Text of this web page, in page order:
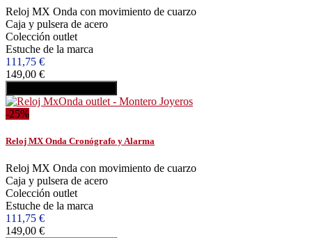
Reloj MX Onda con movimiento de cuarzo
Caja y pulsera de acero
Colección outlet
Estuche de la marca
111,75 €
149,00 €
-25%
Reloj MX Onda Cronógrafo y Alarma
Reloj MX Onda con movimiento de cuarzo
Caja y pulsera de acero
Colección outlet
Estuche de la marca
111,75 €
149,00 €